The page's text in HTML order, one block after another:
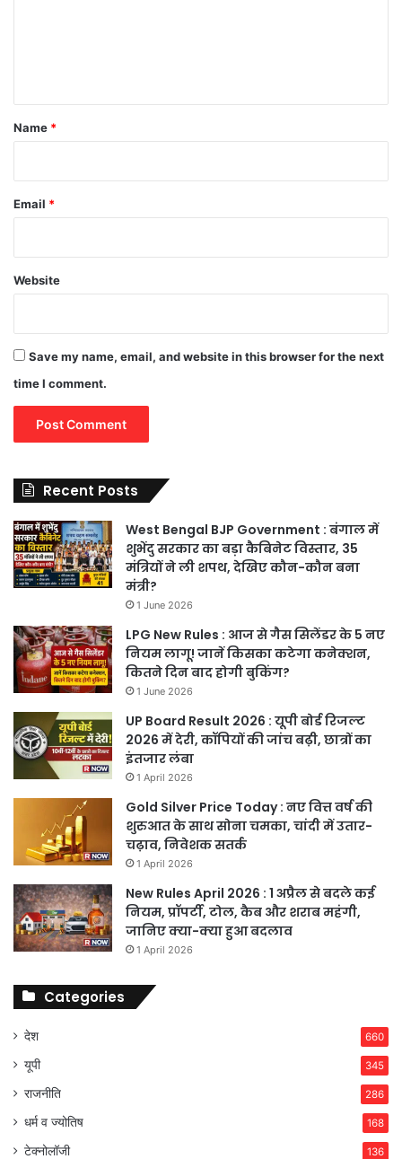
*
Name *
Email *
Website
Save my name, email, and website in this browser for the next
time I comment.
Recent Posts
West Bengal BJP Government : बंगाल में
शुभेंदु सरकार का बड़ा कैबिनेट विस्तार, 35
मंत्रियों ने ली शपथ, देखिए कौन-कौन बना
मंत्री?
1 June 2026
LPG New Rules : आज से गैस सिलेंडर के 5 नए
नियम लागू! जानें किसका कटेगा कनेक्शन,
कितने दिन बाद होगी बुकिंग?
1 June 2026
UP Board Result 2026 : यूपी बोर्ड रिजल्ट
2026 में देरी, कॉपियों की जांच बढ़ी, छात्रों का
इंतजार लंबा
1 April 2026
Gold Silver Price Today : नए वित्त वर्ष की
शुरुआत के साथ सोना चमका, चांदी में उतार-
चढ़ाव, निवेशक सतर्क
1 April 2026
New Rules April 2026 : 1 अप्रैल से बदले कई
नियम, प्रॉपर्टी, टोल, कैब और शराब महंगी,
जानिए क्या-क्या हुआ बदलाव
1 April 2026
Categories
देश 660
यूपी 345
राजनीति 286
धर्म व ज्योतिष 168
टेक्नोलॉजी 136